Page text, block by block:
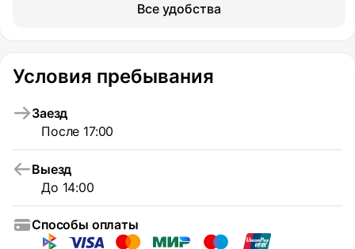
Все удобства
Условия пребывания
Заезд
После 17:00
Выезд
До 14:00
Способы оплаты